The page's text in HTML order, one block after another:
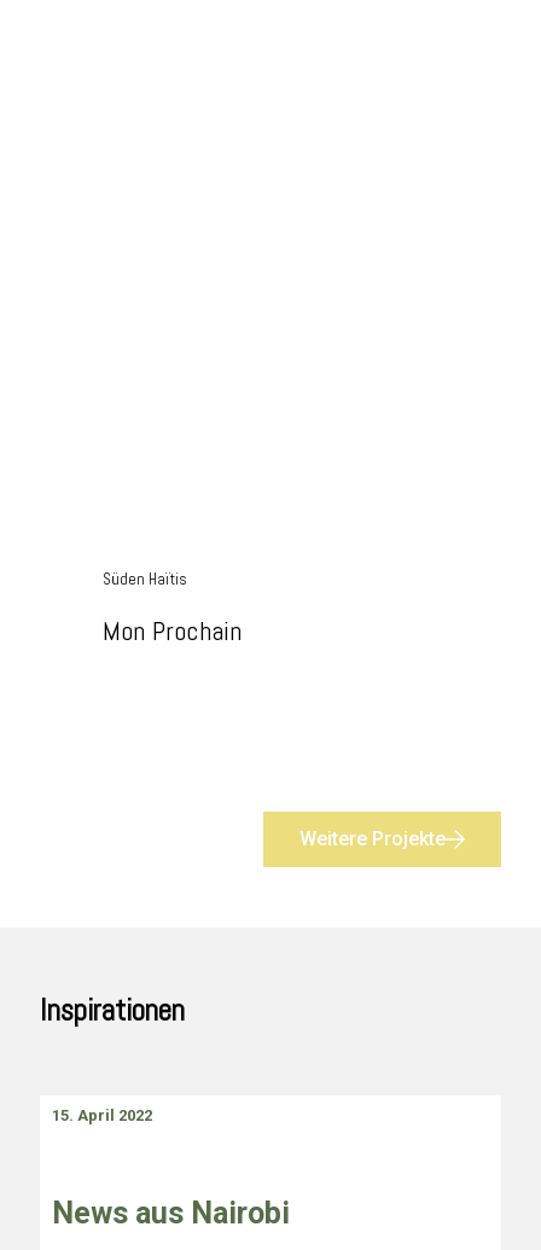
Süden Haïtis
Mon Prochain
Weitere Projekte
Inspirationen
15. April 2022
News aus Nairobi